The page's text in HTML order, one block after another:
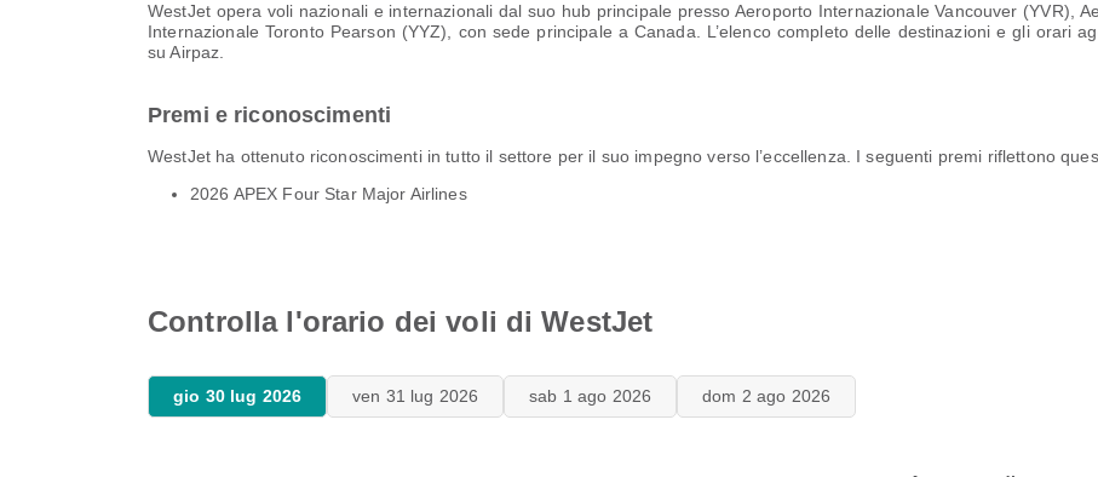
WestJet opera voli nazionali e internazionali dal suo hub principale presso Aeroporto Internazionale Vancouver (YVR),
Internazionale Toronto Pearson (YYZ), con sede principale a Canada. L’elenco completo delle destinazioni e gli orari
su Airpaz.
Premi e riconoscimenti
WestJet ha ottenuto riconoscimenti in tutto il settore per il suo impegno verso l’eccellenza. I seguenti premi riflettono
2026 APEX Four Star Major Airlines
Controlla l'orario dei voli di WestJet
gio 30 lug 2026 ven 31 lug 2026 sab 1 ago 2026 dom 2 ago 2026